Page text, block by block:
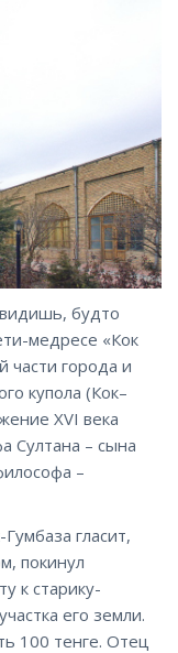
будто
медресе «Кок
части города и
купола (Кок–
XVI века
Султана – сына
–
гласит,
покинул
к старику-
его земли.
100 тенге. Отец